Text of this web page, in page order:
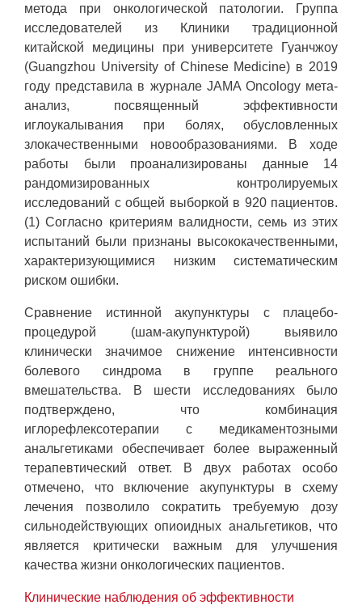
метода при онкологической патологии. Группа
исследователей из Клиники традиционной
китайской медицины при университете Гуанчжоу
(Guangzhou University of Chinese Medicine) в 2019
году представила в журнале JAMA Oncology мета-
анализ, посвященный эффективности
иглоукалывания при болях, обусловленных
злокачественными новообразованиями. В ходе
работы были проанализированы данные 14
рандомизированных контролируемых
исследований с общей выборкой в 920 пациентов.
(1) Согласно критериям валидности, семь из этих
испытаний были признаны высококачественными,
характеризующимися низким систематическим
риском ошибки.
Сравнение истинной акупунктуры с плацебо-
процедурой (шам-акупунктурой) выявило
клинически значимое снижение интенсивности
болевого синдрома в группе реального
вмешательства. В шести исследованиях было
подтверждено, что комбинация
иглорефлексотерапии с медикаментозными
анальгетиками обеспечивает более выраженный
терапевтический ответ. В двух работах особо
отмечено, что включение акупунктуры в схему
лечения позволило сократить требуемую дозу
сильнодействующих опиоидных анальгетиков, что
является критически важным для улучшения
качества жизни онкологических пациентов.
Клинические наблюдения об эффективности